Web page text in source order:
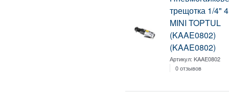
трещотка 1/4"
MINI TOPTUL
(KAAE0802)
(KAAE0802)
Артикул:KAAE0802
0 отзывов